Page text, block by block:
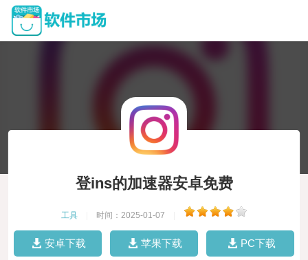
登ins的加速器安卓免费
工具 时间：2025-01-07
安卓下载 苹果下载 PC下载